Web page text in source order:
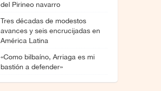
del Pirineo navarro
Tres décadas de modestos
avances y seis encrucijadas en
América Latina
«Como bilbaíno, Arriaga es mi
bastión a defender»